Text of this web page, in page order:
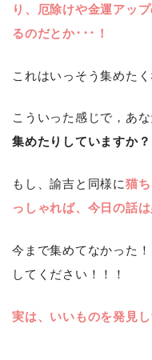
り、厄除けや金運アッ
るのだとか･･･！
これはいっそう集めた
こういった感じで，あな
集めたりしていますか？
もし、諭吉と同様に猫
っしゃれば、今日の話
今まで集めてなかった
してください！！！
実は、いいものを発見